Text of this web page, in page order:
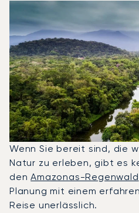
Wenn Sie bereit sind, die
Natur zu erleben, gibt es
denAmazonas-Regenwald
Planung mit einem
Reise unerlässlich.